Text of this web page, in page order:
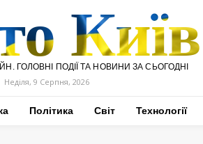
Київ
ГОЛОВНІ ПОДІЇ ТА НОВИНИ ЗА СЬОГОДНІ
Неділя, 9 Серпня, 2026
Політика Світ Технології